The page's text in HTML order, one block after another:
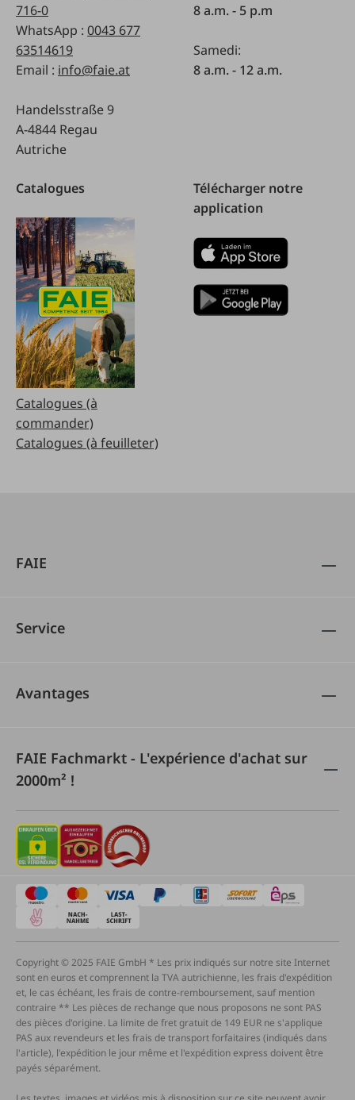
716-0
WhatsApp : 0043 677
63514619
Email : info@faie.at
Handelsstraße 9
A-4844 Regau
Autriche
8 a.m. - 5 p.m
Samedi:
8 a.m. - 12 a.m.
Catalogues
Catalogues (à
commander)
Catalogues (à feuilleter)
Télécharger notre
application
FAIE
Service
Avantages
FAIE Fachmarkt - L'expérience d'achat sur
2000m² !
Copyright © 2025 FAIE GmbH * Les prix indiqués sur notre site Internet
sont en euros et comprennent la TVA autrichienne, les frais d'expédition
et, le cas échéant, les frais de contre-remboursement, sauf mention
contraire ** Les pièces de rechange que nous proposons ne sont PAS
des pièces d'origine. La limite de fret gratuit de 149 EUR ne s'applique
PAS aux revendeurs et les frais de transport forfaitaires (indiqués dans
l'article), l'expédition le jour même et l'expédition express doivent être
payés séparément.